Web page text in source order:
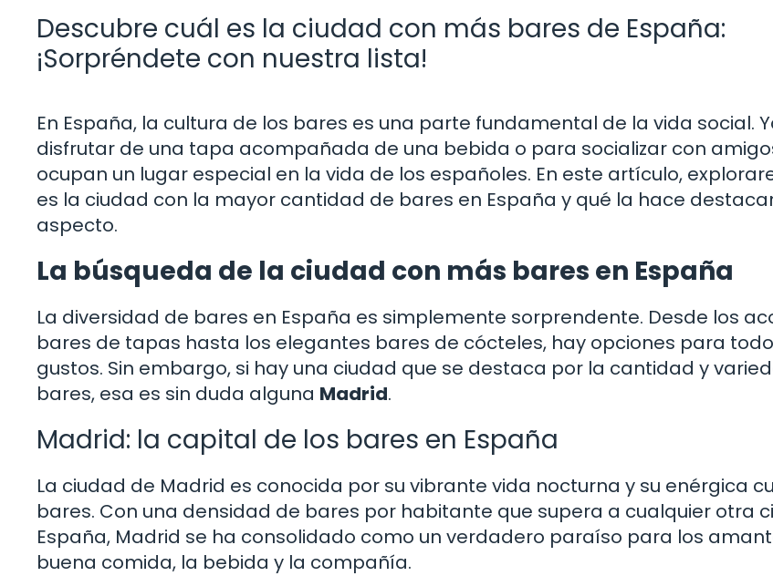
Descubre cuál es la ciudad con más bares de España:
¡Sorpréndete con nuestra lista!
En España, la cultura de los bares es una parte fundamental de la vida social.
disfrutar de una tapa acompañada de una bebida o para socializar con
ocupan un lugar especial en la vida de los españoles. En este artículo,
es la ciudad con la mayor cantidad de bares en España y qué la hace
aspecto.
La búsqueda de la ciudad con más bares en España
La diversidad de bares en España es simplemente sorprendente. Desde los
bares de tapas hasta los elegantes bares de cócteles, hay opciones para
gustos. Sin embargo, si hay una ciudad que se destaca por la cantidad y
bares, esa es sin duda alguna Madrid.
Madrid: la capital de los bares en España
La ciudad de Madrid es conocida por su vibrante vida nocturna y su enérgica
bares. Con una densidad de bares por habitante que supera a cualquier otra
España, Madrid se ha consolidado como un verdadero paraíso para los
buena comida, la bebida y la compañía.